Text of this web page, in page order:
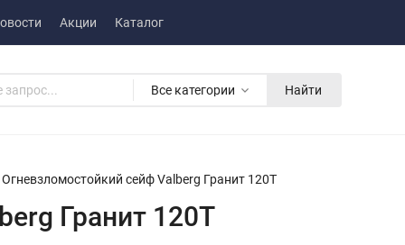
Акции Каталог
Все категории Найти
Огневзломостойкий сейф Valberg Гранит 120T
Гранит 120T